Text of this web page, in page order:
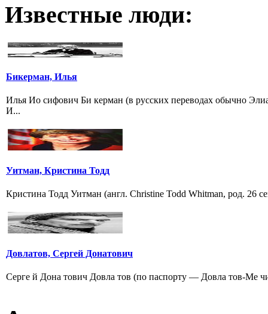
Известные люди:
Бикерман, Илья
Илья Ио сифович Би керман (в русских переводах обычно
И...
Уитман, Кристина Тодд
Кристина Тодд Уитман (англ. Christine Todd Whitman, род. 26
Довлатов, Сергей Донатович
Серге й Дона тович Довла тов (по паспорту — Довла тов-Ме